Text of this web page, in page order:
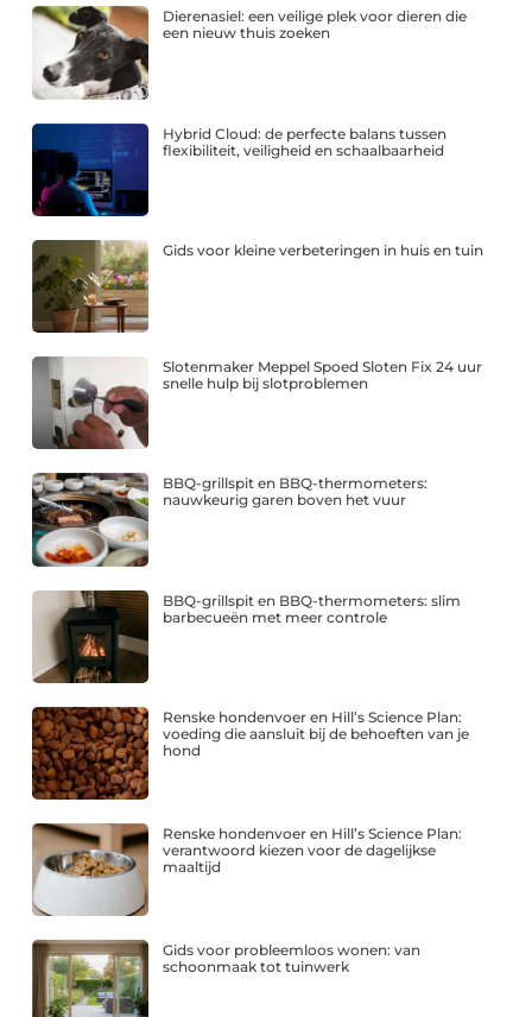
Dierenasiel: een veilige plek voor dieren die
een nieuw thuis zoeken
Hybrid Cloud: de perfecte balans tussen
flexibiliteit, veiligheid en schaalbaarheid
Gids voor kleine verbeteringen in huis en tuin
Slotenmaker Meppel Spoed Sloten Fix 24 uur
snelle hulp bij slotproblemen
BBQ-grillspit en BBQ-thermometers:
nauwkeurig garen boven het vuur
BBQ-grillspit en BBQ-thermometers: slim
barbecueën met meer controle
Renske hondenvoer en Hill’s Science Plan:
voeding die aansluit bij de behoeften van je
hond
Renske hondenvoer en Hill’s Science Plan:
verantwoord kiezen voor de dagelijkse
maaltijd
Gids voor probleemloos wonen: van
schoonmaak tot tuinwerk